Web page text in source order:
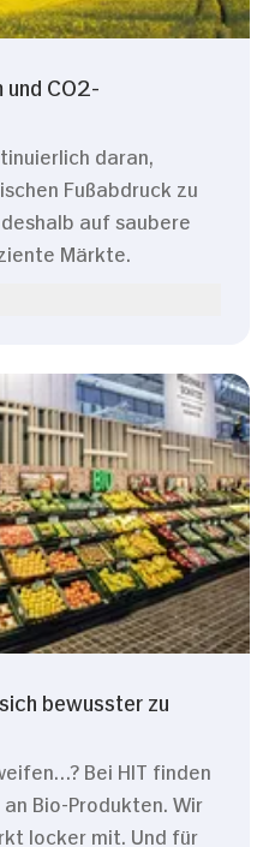
CO2-
daran,
Fußabdruck zu
auf saubere
Märkte.
bewusster zu
Bei HIT finden
Bio-Produkten. Wir
locker mit. Und für